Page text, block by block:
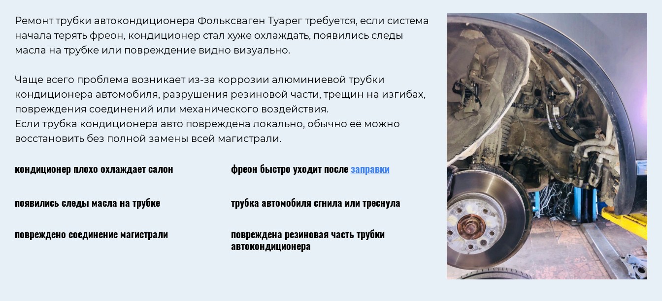
Ремонт трубки автокондиционера Фольксваген Туарег требуется, если система
начала терять фреон, кондиционер стал хуже охлаждать, появились следы
масла на трубке или повреждение видно визуально.
Чаще всего проблема возникает из-за коррозии алюминиевой трубки
кондиционера автомобиля, разрушения резиновой части, трещин на изгибах,
повреждения соединений или механического воздействия.
Если трубка кондиционера авто повреждена локально, обычно её можно
восстановить без полной замены всей магистрали.
кондиционер плохо охлаждает салон фреон быстро уходит после заправки
появились следы масла на трубке трубка автомобиля сгнила или треснула
повреждено соединение магистрали
повреждена резиновая часть трубки
автокондиционера